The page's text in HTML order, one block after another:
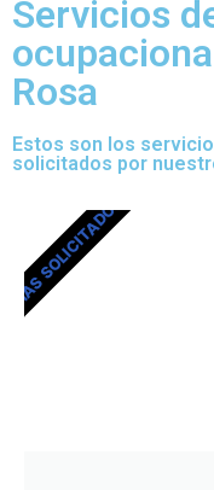
Servicios
Rosa
Estos son los
solicitados por
MÁS SOLICITADOS